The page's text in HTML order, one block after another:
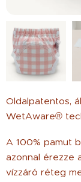
Oldalpatentos,
WetAware®
A 100% pamut
azonnal érezze
vízzáró réteg